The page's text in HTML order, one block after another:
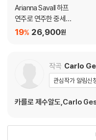
Arianna Savall 하프
연주로 연주한 중세와
바로크 시대 음악 (Le L
26,900원
19%
작곡 Carlo
관심작가 알림신
카를로 제수알도,Carlo